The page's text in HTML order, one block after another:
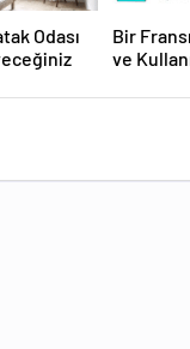
Odası
Bir
ve